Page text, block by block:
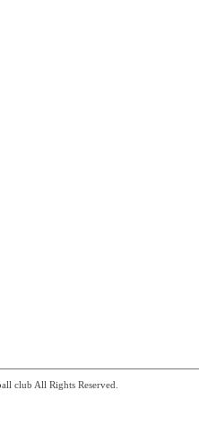
club All Rights Reserved.